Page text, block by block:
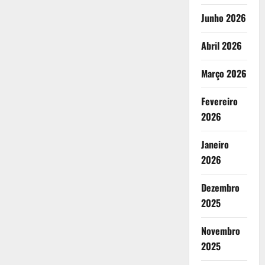
Junho 2026
Abril 2026
Março 2026
Fevereiro
2026
Janeiro
2026
Dezembro
2025
Novembro
2025